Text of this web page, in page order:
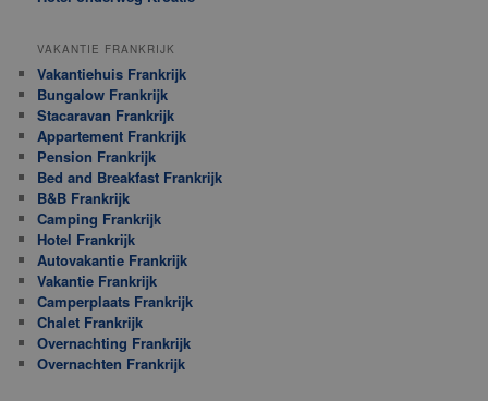
VAKANTIE FRANKRIJK
Vakantiehuis Frankrijk
Bungalow Frankrijk
Stacaravan Frankrijk
Appartement Frankrijk
Pension Frankrijk
Bed and Breakfast Frankrijk
B&B Frankrijk
Camping Frankrijk
Hotel Frankrijk
Autovakantie Frankrijk
Vakantie Frankrijk
Camperplaats Frankrijk
Chalet Frankrijk
Overnachting Frankrijk
Overnachten Frankrijk